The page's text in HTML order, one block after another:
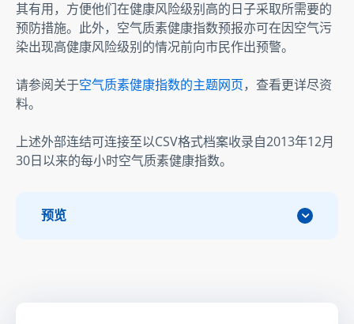
其有用，方便他们在健康风险级别高的日子采取所需要的
预防措施。此外，空气质素健康指数预报亦可在因空气污
染出现高健康风险级别的情况前向市民作出预警。
请参阅关于空气质素健康指数的主题网页，查看更详尽资
料。
上述外部连结可连接至以CSV格式档案收录自2013年12月
30日以来的每小时空气质素健康指数。
预览